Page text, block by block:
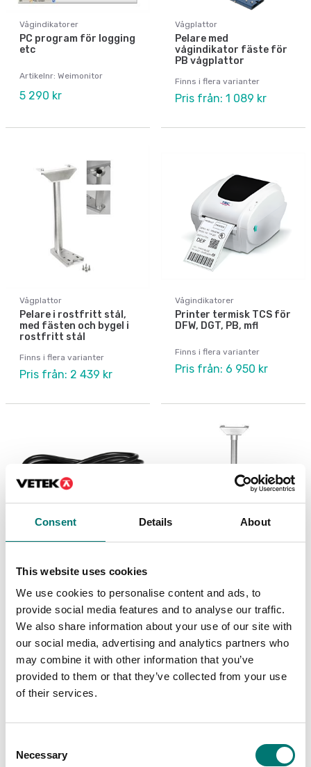
Consent Details About
This website uses cookies
We use cookies to personalise content and ads, to
provide social media features and to analyse our traffic.
We also share information about your use of our site with
our social media, advertising and analytics partners who
may combine it with other information that you’ve
provided to them or that they’ve collected from your use
of their services.
Selection
Necessary
Vågindikatorer
PC program för logging
etc
Artikelnr: Weimonitor
5 290 kr
Vågplattor
Pelare med
vågindikator fäste för
PB vågplattor
Finns i flera varianter
Pris från: 1 089 kr
Vågplattor
Pelare i rostfritt stål,
med fästen och bygel i
rostfritt stål
Finns i flera varianter
Pris från: 2 439 kr
Vågindikatorer
Printer termisk TCS för
DFW, DGT, PB, mfl
Finns i flera varianter
Pris från: 6 950 kr
Vågindikatorer
RS232 till USB kabel
Finns i flera varianter
Pris från: 1 290 kr
Stativ i rostfritt stål
för Dini indikatorer
Finns i flera varianter
Pris från: 3 390 kr